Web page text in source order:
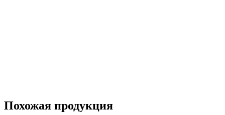
Похожая продукция